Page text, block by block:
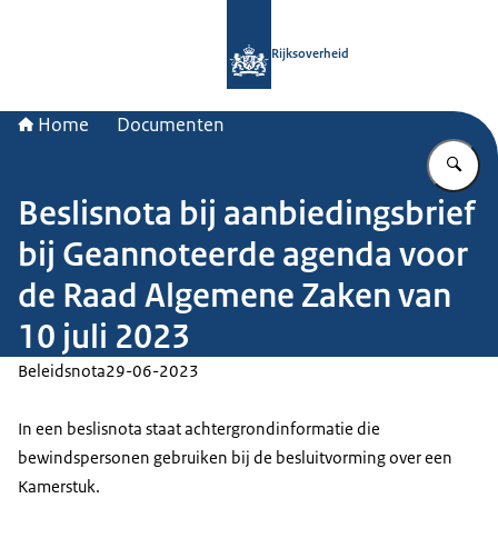
Rijksoverheid
Home Documenten
Beslisnota bij aanbiedingsbrief
bij Geannoteerde agenda voor
de Raad Algemene Zaken van
10 juli 2023
Beleidsnota29-06-2023
In een beslisnota staat achtergrondinformatie die
bewindspersonen gebruiken bij de besluitvorming over een
Kamerstuk.